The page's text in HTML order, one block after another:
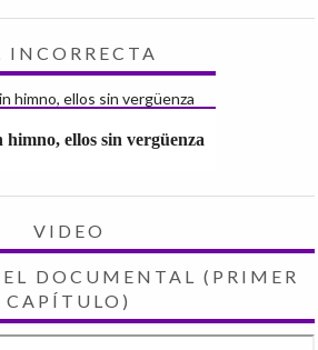
INCORRECTA
ellos sin vergüenza
VIDEO
DOCUMENTAL (PRIMER
CAPÍTULO)